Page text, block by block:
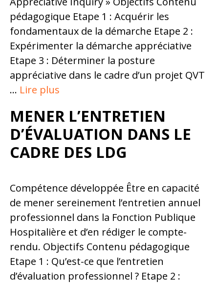
pédagogique Etape 1 : Acquérir les
fondamentaux de la démarche Etape 2 :
Expérimenter la démarche appréciative
Etape 3 : Déterminer la posture
appréciative dans le cadre d’un projet QVT
… Lire plus
MENER L’ENTRETIEN
D’ÉVALUATION DANS LE
CADRE DES LDG
Compétence développée Être en capacité
de mener sereinement l’entretien annuel
professionnel dans la Fonction Publique
Hospitalière et d’en rédiger le compte-
rendu. Objectifs Contenu pédagogique
Etape 1 : Qu’est-ce que l’entretien
d’évaluation professionnel ? Etape 2 :